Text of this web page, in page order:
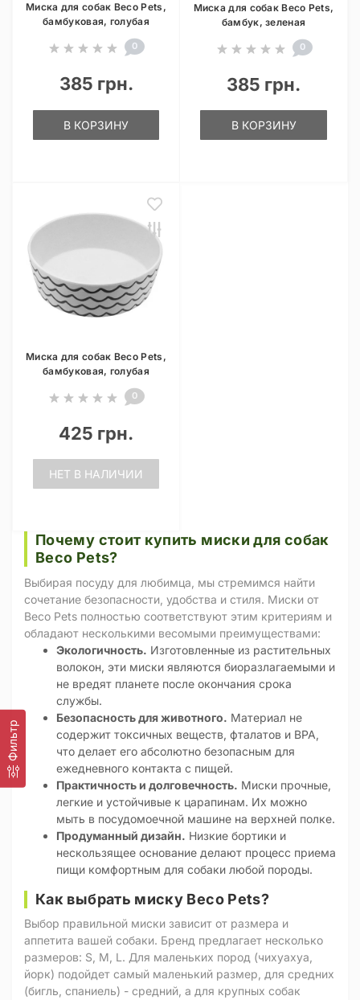
Фильтр
Миска для собак Beco Pets,
бамбуковая, голубая
0
385 грн.
В КОРЗИНУ
Миска для собак Beco Pets,
бамбук, зеленая
0
385 грн.
В КОРЗИНУ
Миска для собак Beco Pets,
бамбуковая, голубая
0
425 грн.
НЕТ В НАЛИЧИИ
Почему стоит купить миски для собак
Beco Pets?
Выбирая посуду для любимца, мы стремимся найти
сочетание безопасности, удобства и стиля. Миски от
Beco Pets полностью соответствуют этим критериям и
обладают несколькими весомыми преимуществами:
Экологичность. Изготовленные из растительных
волокон, эти миски являются биоразлагаемыми и
не вредят планете после окончания срока
службы.
Безопасность для животного. Материал не
содержит токсичных веществ, фталатов и BPA,
что делает его абсолютно безопасным для
ежедневного контакта с пищей.
Практичность и долговечность. Миски прочные,
легкие и устойчивые к царапинам. Их можно
мыть в посудомоечной машине на верхней полке.
Продуманный дизайн. Низкие бортики и
нескользящее основание делают процесс приема
пищи комфортным для собаки любой породы.
Как выбрать миску Beco Pets?
Выбор правильной миски зависит от размера и
аппетита вашей собаки. Бренд предлагает несколько
размеров: S, M, L. Для маленьких пород (чихуахуа,
йорк) подойдет самый маленький размер, для средних
(бигль, спаниель) - средний, а для крупных собак